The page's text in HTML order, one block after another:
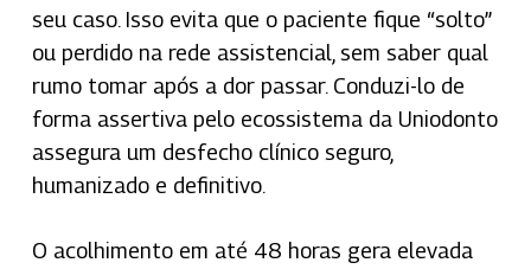
seu caso. Isso evita que o paciente fique “solto”
ou perdido na rede assistencial, sem saber qual
rumo tomar após a dor passar. Conduzi-lo de
forma assertiva pelo ecossistema da Uniodonto
assegura um desfecho clínico seguro,
humanizado e definitivo.
O acolhimento em até 48 horas gera elevada